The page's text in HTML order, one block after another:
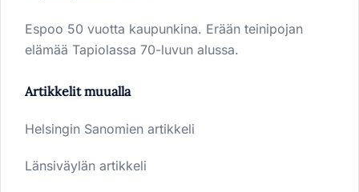
Espoo 50 vuotta kaupunkina. Erään teinipojan
elämää Tapiolassa 70-luvun alussa.
Artikkelit muualla
Helsingin Sanomien artikkeli
Länsiväylän artikkeli